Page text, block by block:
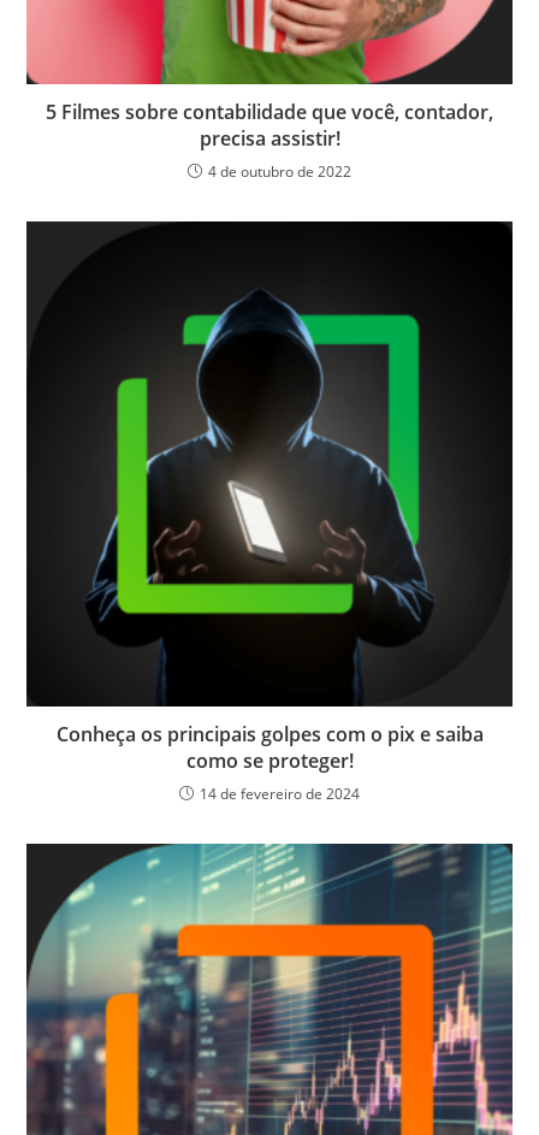
5 Filmes sobre contabilidade que você, contador,
precisa assistir!
4 de outubro de 2022
Conheça os principais golpes com o pix e saiba
como se proteger!
14 de fevereiro de 2024